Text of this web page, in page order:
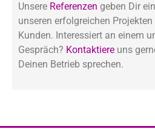
Unsere Referenzen geben Dir
unseren erfolgreichen
Kunden. Interessiert an einem
Gespräch? Kontaktiere uns
Deinen Betrieb sprechen.